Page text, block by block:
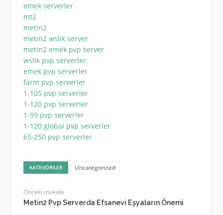
emek serverler
mt2
metin2
metin2 wslik server
metin2 emek pvp server
wslik pvp serverler
emek pvp serverler
farm pvp serverler
1-105 pvp serverler
1-120 pvp serverler
1-99 pvp serverler
1-120 global pvp serverler
65-250 pvp serverler
KATEGORILER Uncategorized
Önceki makale
Metin2 Pvp Serverda Efsanevi Eşyaların Önemi